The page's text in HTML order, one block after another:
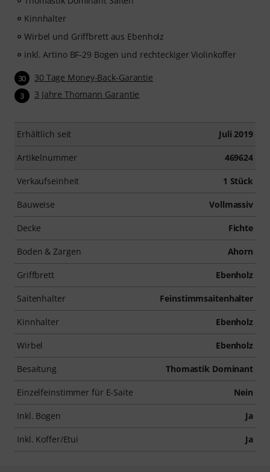
Kinnhalter
Wirbel und Griffbrett aus Ebenholz
inkl. Artino BF-29 Bogen und rechteckiger Violinkoffer
30 30 Tage Money-Back-Garantie
3 3 Jahre Thomann Garantie
Erhältlich seit Juli 2019
Artikelnummer 469624
Verkaufseinheit 1 Stück
Bauweise Vollmassiv
Decke Fichte
Boden & Zargen Ahorn
Griffbrett Ebenholz
Saitenhalter Feinstimmsaitenhalter
Kinnhalter Ebenholz
Wirbel Ebenholz
Besaitung Thomastik Dominant
Einzelfeinstimmer für E-Saite Nein
Inkl. Bogen Ja
Inkl. Koffer/Etui Ja